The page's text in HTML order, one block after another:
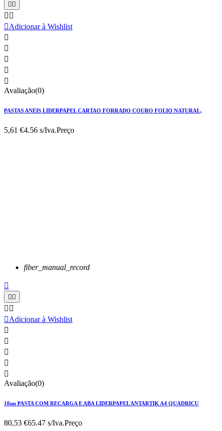
 
 
Adicionar à Wishlist





Avaliação(0)
PASTAS ANEIS LIDERPAPEL CARTAO FORRADO COURO FOLIO NATURAL,
5,61 €4.56 s/Iva.Preço
fiber_manual_record

 
 
Adicionar à Wishlist





Avaliação(0)
10un PASTA COM RECARGA E ABA LIDERPAPEL ANTARTIK A4 QUADRICU
80,53 €65.47 s/Iva.Preço